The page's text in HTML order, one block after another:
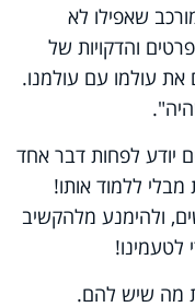
שאפילו לא
והדקויות של
את עולמו עם עולמנו.
יודע לפחות דבר אחד
מבלי ללמוד אותו!
ולהימנע מלהקשיב
לטעמינו!
מה שיש להם.